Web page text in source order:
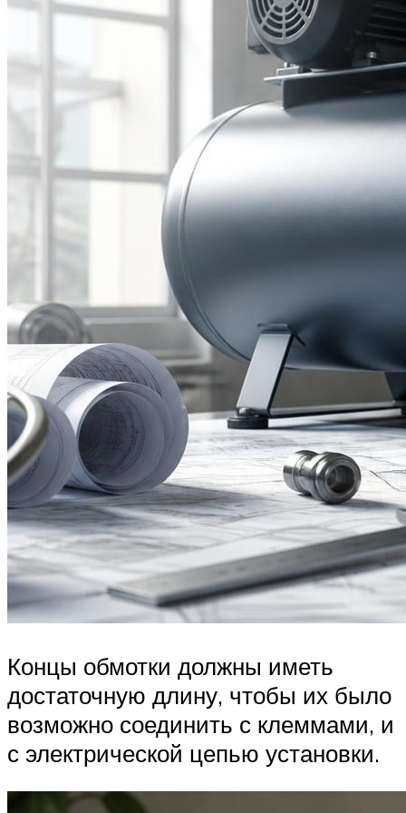
Концы обмотки должны иметь
достаточную длину, чтобы их было
возможно соединить с клеммами, и
с электрической цепью установки.